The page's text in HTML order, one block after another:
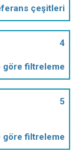
çeşitleri
4
göre filtreleme
5
göre filtreleme